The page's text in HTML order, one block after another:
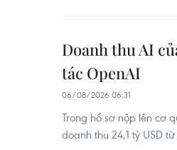
Doanh thu AI
tác OpenAI
06/08/2026 06:31
Trong hồ sơ nộp lên cơ
doanh thu 24,1 tỷ USD